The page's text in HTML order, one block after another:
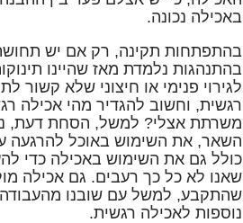
באכילה נכונה.
בהתפתחות תקינה, רק אם יש
בהתנהגות נלמדת מאז שהיינו
לגירוי פנימי או חיצוני שלא קשור
רגשית, וחשוב להגדיר מהי אכילה
משרתת אצלי? למשל, הסחת דעת,
השאר, את השימוש באוכל להרגעה
כולל גם את השימוש באכילה כדי
שאנו לא כל כך רעבים. גם אכילה
שהתקבע, למשל עם שובנו מהעבודה
נוספות לאכילה רגשית.